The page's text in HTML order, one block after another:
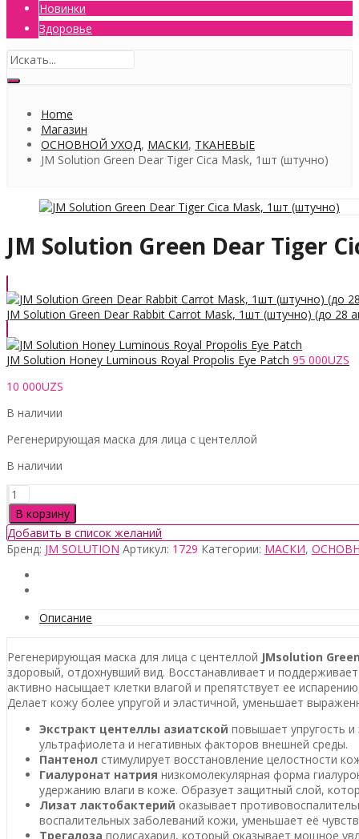
Новинки
Здоровье
Home
Магазин
ОСНОВНОЙ УХОД, МАСКИ, ТКАНЕВЫЕ
JM Solution Green Dear Tiger Cica Mask, 1шт (штучно)
JM Solution Green Dear Tiger
JM Solution Green Dear Rabbit Carrot Mask, 1шт (штучно) (до 28
JM Solution Honey Luminous Royal Propolis Eye Patch 95 000UZS
10 000UZS
В наличии
Регенерирующая маска для лица с центеллой
В наличии
Количество
товара
JM
Solution
Green
Mask,
В корзину
Добавить в список желаний
Бренд: JM SOLUTION Артикул: 1729 Категории: МАСКИ,
Описание
Регенерирующая маска для лица с центеллой JMsolution
здоровый, отдохнувший вид. Восстанавливает и
активно насыщает клетки влагой и препятствует ее
Делает кожу более упругой и эластичной, уменьшает
Экстракт центеллы азиатской повышает упругость
ультрафиолета и негативных факторов внешней среды.
Пантенол стимулирует восстановление целостности
Гиалуронат натрия низкомолекулярная форма
удержанию влаги в коже. Образует защитный слой,
Лизат лактобактерий оказывает
воспалительных заболеваний кожи, уменьшает её
Трегалоза полисахарид, который оказывает мощное